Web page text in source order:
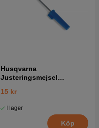
Husqvarna
Justeringsmejsel
15 kr
I lager
Köp